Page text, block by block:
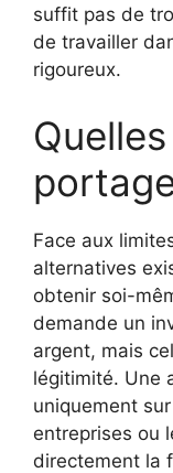
suffit pas de
de travailler
rigoureux.
Face aux
alternatives
obtenir soi-
demande un
argent, mais
légitimité. Une
uniquement
entreprises ou
directement la